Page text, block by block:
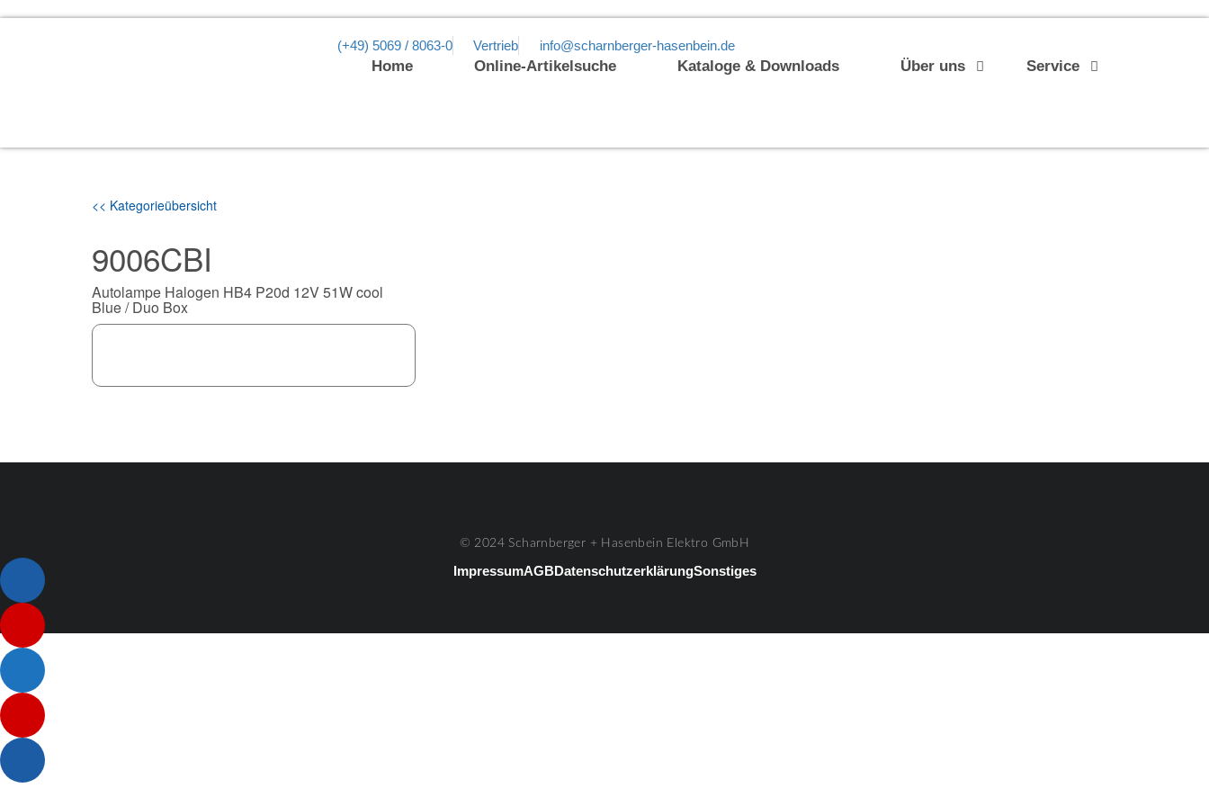
(+49) 5069 / 8063-0 Vertrieb info@scharnberger-hasenbein.de
Home Online-Artikelsuche Kataloge & Downloads Über uns Service
<< Kategorieübersicht
9006CBI
Autolampe Halogen HB4 P20d 12V 51W cool
Blue / Duo Box
© 2024 Scharnberger + Hasenbein Elektro GmbH
ImpressumAGBDatenschutzerklärungSonstiges